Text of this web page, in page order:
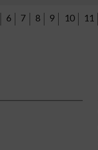
6 7 8 9 10 11